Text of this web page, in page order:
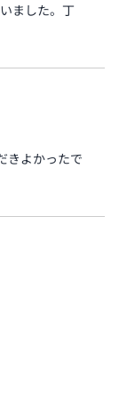
ました。丁
きよかったで